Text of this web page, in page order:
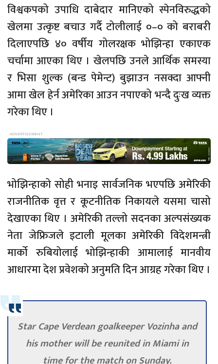
विश्वकपको उपाधि दाबेदार मानिएको स्पेनविरुद्धको
खेलमा उत्कृष्ट बचाउ गर्दै टोलीलाई ०–० को बराबरी
दिलाएपछि ४० वर्षीय गोलरक्षक भोझिन्हा एकाएक
चर्चामा आएका थिए । खेलपछि उनले आर्थिक समस्या
र भिसा शुल्क (बन्ड पेमेन्ट) बुझाउन नसक्दा आफ्नी
आमा खेल हेर्न अमेरिका आउन नपाएको भन्दै दुःख व्यक्त
गरेका थिए ।
भोझिन्हाको सोही भनाइ सार्वजनिक भएपछि अमेरिकी
राजनीतिक वृत्त र कूटनीतिक निकायले यसमा चासो
देखाएका थिए । अमेरिकी तल्लो सदनका अल्पसंख्यक
नेता जेफ्रिजले इटाली मूलका अमेरिकी विदेशमन्त्री
मार्को रुबियोलाई भोझिन्हाकी आमालाई मानवीय
आधारमा देश प्रवेशको अनुमति दिन आग्रह गरेका थिए ।
Star Cape Verdean goalkeeper Vozinha and
his mother will be reunited in Miami in
time for the match on Sunday.